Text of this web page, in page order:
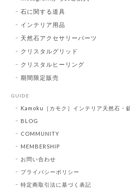
石に関する道具
インテリア用品
天然石アクセサリーパーツ
クリスタルグリッド
クリスタルヒーリング
期間限定販売
GUIDE
Kamoku［カモク］インテリア天然石・
BLOG
COMMUNITY
MEMBERSHIP
お問い合わせ
プライバシーポリシー
特定商取引法に基づく表記